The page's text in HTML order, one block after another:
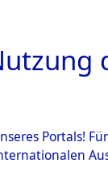
Portals!